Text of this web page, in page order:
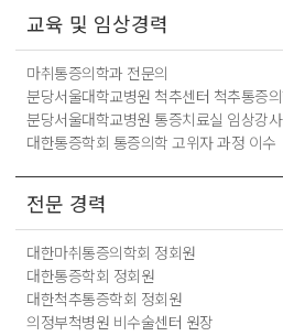
교육 및 임상경력
마취통증의학과 전문의
분당서울대학교병원 척추센터 척추통증
분당서울대학교병원 통증치료실 임상강사
대한통증학회 통증의학 고위자 과정 이수
전문 경력
대한마취통증의학회 정회원
대한통증학회 정회원
대한척추통증학회 정회원
의정부척병원 비수술센터 원장